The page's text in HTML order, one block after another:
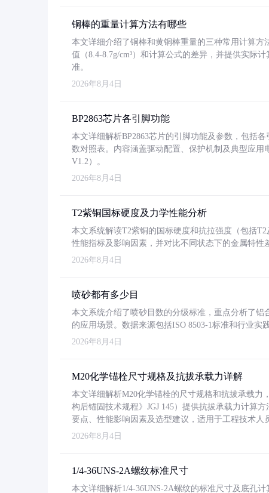
铜棒的重量计算方法有哪些
本文详细介绍了铜棒和黄铜棒重量的三种常用计算
值（8.4-8.7g/cm³）和计算公式的差异，并提供实际
准。
2026年8月4日
BP2863芯片各引脚功能
本文详细解析BP2863芯片的引脚功能及参数，包括
数对照表。内容涵盖驱动配置、保护机制及典型应
V1.2）。
2026年8月4日
T2紫铜国标硬度及力学性能分析
本文系统解读T2紫铜的国标硬度和抗拉强度（包括
性能指标及影响因素，并对比不同状态下的金属特性
2026年8月4日
喷砂都有多少目
本文系统介绍了喷砂目数的分级标准，重点分析了铝
的应用场景。数据来源包括ISO 8503-1标准和行业实
2026年8月4日
M20化学锚栓尺寸规格及抗拔承载力详解
本文详细解析M20化学锚栓的尺寸规格和抗拔承载
构后锚固技术规程》JGJ 145）提供抗拔承载力计算
要点、性能影响因素及选型建议，适用于工程技术人
2026年8月4日
1/4-36UNS-2A螺纹标准尺寸
本文详细解析1/4-36UNS-2A螺纹的标准尺寸及底孔